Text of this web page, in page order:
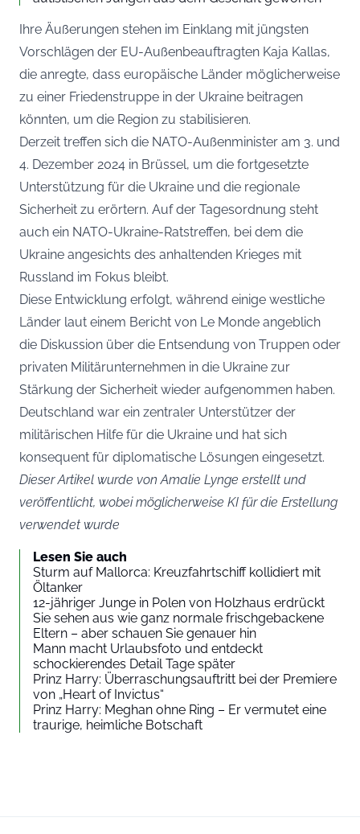
Ihre Äußerungen stehen im Einklang mit jüngsten
Vorschlägen der EU-Außenbeauftragten Kaja Kallas,
die anregte, dass europäische Länder möglicherweise
zu einer Friedenstruppe in der Ukraine beitragen
könnten, um die Region zu stabilisieren.
Derzeit treffen sich die NATO-Außenminister am 3. und
4. Dezember 2024 in Brüssel, um die fortgesetzte
Unterstützung für die Ukraine und die regionale
Sicherheit zu erörtern. Auf der Tagesordnung steht
auch ein NATO-Ukraine-Ratstreffen, bei dem die
Ukraine angesichts des anhaltenden Krieges mit
Russland im Fokus bleibt.
Diese Entwicklung erfolgt, während einige westliche
Länder laut einem Bericht von Le Monde angeblich
die Diskussion über die Entsendung von Truppen oder
privaten Militärunternehmen in die Ukraine zur
Stärkung der Sicherheit wieder aufgenommen haben.
Deutschland war ein zentraler Unterstützer der
militärischen Hilfe für die Ukraine und hat sich
konsequent für diplomatische Lösungen eingesetzt.
Dieser Artikel wurde von Amalie Lynge erstellt und
veröffentlicht, wobei möglicherweise KI für die Erstellung
verwendet wurde
Lesen Sie auch
Sturm auf Mallorca: Kreuzfahrtschiff kollidiert mit
Öltanker
12-jähriger Junge in Polen von Holzhaus erdrückt
Sie sehen aus wie ganz normale frischgebackene
Eltern – aber schauen Sie genauer hin
Mann macht Urlaubsfoto und entdeckt
schockierendes Detail Tage später
Prinz Harry: Überraschungsauftritt bei der Premiere
von „Heart of Invictus“
Prinz Harry: Meghan ohne Ring – Er vermutet eine
traurige, heimliche Botschaft